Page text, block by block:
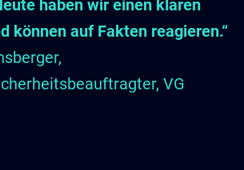
haben wir einen klaren
können auf Fakten reagieren.“
VG